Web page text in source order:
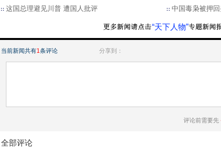
这国总理避见川普 遭国人批评
中国毒枭被押
“天下人物”
当前新闻共有1条评论 分享到：
评论前需要先
全部评论